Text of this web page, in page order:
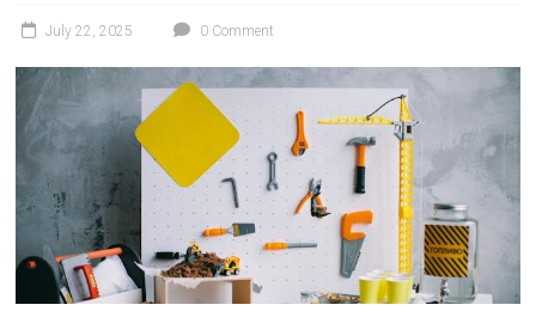
July 22, 2025 0 Comment